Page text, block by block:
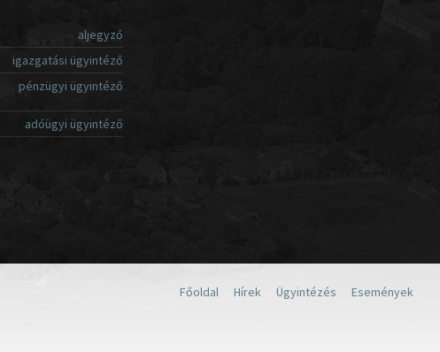
aljegyző
igazgatási ügyintéző
pénzügyi ügyintéző
adóügyi ügyintéző
Főoldal Hírek Ügyintézés Események